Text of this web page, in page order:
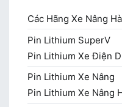
Các Hãng Xe Nâng
Pin Lithium SuperV
Pin Lithium Xe Điện
Pin Lithium Xe Nâng
Pin Lithium Xe Nâng